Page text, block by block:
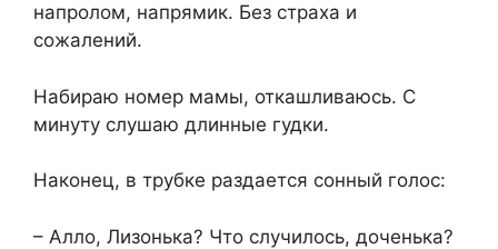
напролом, напрямик. Без страха и
сожалений.
Набираю номер мамы, откашливаюсь. С
минуту слушаю длинные гудки.
Наконец, в трубке раздается сонный голос:
– Алло, Лизонька? Что случилось, доченька?